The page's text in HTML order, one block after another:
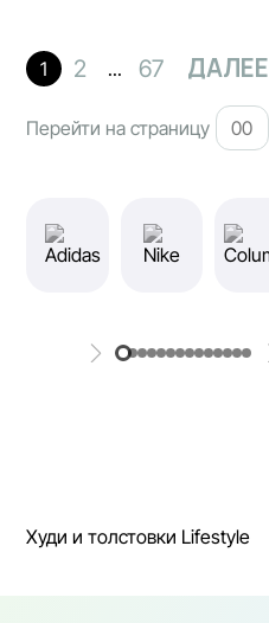
1 2 ... 67 ДАЛЕЕ
Перейти на страницу
Худи и толстовки Lifestyle